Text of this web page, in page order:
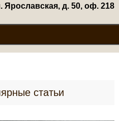
Ярославская, д. 50, оф. 218
статьи